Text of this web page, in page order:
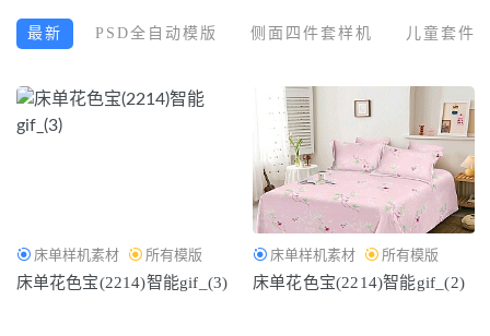
最新 PSD全自动模版 侧面四件套样机 儿童套件
床单样机素材 所有模版
床单花色宝(2214)智能gif_(3)
床单样机素材 所有模版
床单花色宝(2214)智能gif_(2)